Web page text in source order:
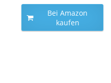
Bei Amazon
kaufen